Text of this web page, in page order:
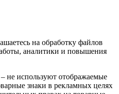
на обработку файлов
аналитики и повышения
не используют отображаемые
знаки в рекламных целях